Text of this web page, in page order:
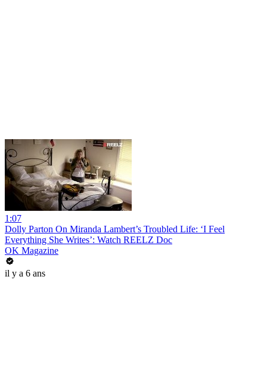
1:07
Dolly Parton On Miranda Lambert’s Troubled Life: ‘I Feel
Everything She Writes’: Watch REELZ Doc
OK Magazine
il y a 6 ans